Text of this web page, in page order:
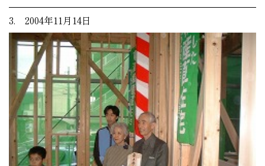
3. 2004年11月14日